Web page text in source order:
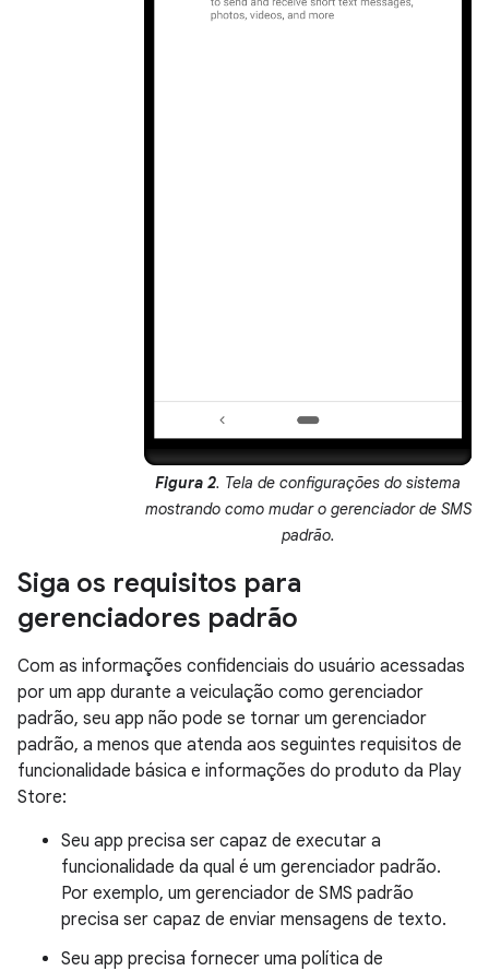
Figura 2. Tela de configurações do sistema
mostrando como mudar o gerenciador de SMS
padrão.
Siga os requisitos para
gerenciadores padrão
Com as informações confidenciais do usuário acessadas
por um app durante a veiculação como gerenciador
padrão, seu app não pode se tornar um gerenciador
padrão, a menos que atenda aos seguintes requisitos de
funcionalidade básica e informações do produto da Play
Store:
Seu app precisa ser capaz de executar a
funcionalidade da qual é um gerenciador padrão.
Por exemplo, um gerenciador de SMS padrão
precisa ser capaz de enviar mensagens de texto.
Seu app precisa fornecer uma política de